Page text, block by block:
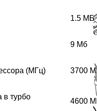
1.5 МБ
9 Мб
(МГц) 3700
в турбо
4600